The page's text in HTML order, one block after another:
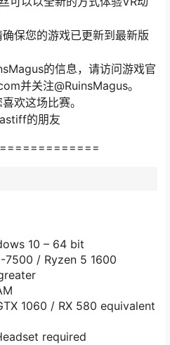
保您的游戏已更新到最新版
的信息，请访问游戏官
并关注@RuinsMagus。
欢这场比赛。
的朋友
10 – 64 bit
7500 / Ryzen 5 1600
1060 / RX 580 equivalent
required